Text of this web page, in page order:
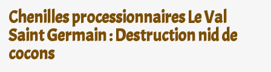
Chenilles processionnaires Le Val
Saint Germain : Destruction nid de
cocons